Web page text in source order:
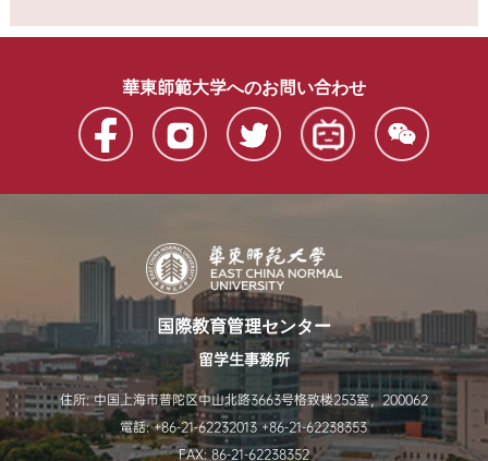
華東師範大学へのお問い合わせ
国際教育管理センター
留学生事務所
住所: 中国上海市普陀区中山北路3663号格致楼253室，200062
電話: +86-21-62232013 +86-21-62238353
FAX: 86-21-62238352